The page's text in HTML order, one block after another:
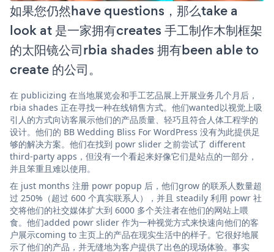
如果您仍然have questions，那么take a
look at 是一家拥有creates 手工制作木制框架
的太阳镜公司rbia shades 拥有been able to
create 的公司。
在 publicizing 在当地展览会和手工艺品展上开展业务几个月后，
rbia shades 正在寻找一种在线销售方式。他们wanted以视觉上吸
引人的方式向访客展示他们的产品质量、轻巧且符合人体工程学的
设计。他们的 BB Wedding Bliss For WordPress 没有为此提供足
够的解决方案。他们在找到 powr slider 之前尝试了 different
third-party apps，但没有一个看起来好像它们是站点的一部分，
并且笨重且难以使用。
在 just months 注册 powr popup 后，他们grow 的联系人数量超
过 250%（超过 600 个真实联系人），并且 steadily 利用 powr 社
交将他们的社交媒体扩大到 6000 多个关注者在他们的网站上喂
食。他们added powr slider 作为一种视觉方式来快速向他们的客
户展示coming to 主页上的产品在现实生活中的样子。它很好地展
示了他们的产品，并无缝地为客户提供了出色的现场体验。事实